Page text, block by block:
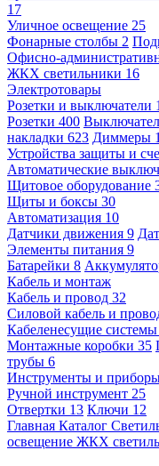
17
Уличное освещение 25
Фонарные столбы 2
Офисно-
ЖКХ светильники 16
Электротовары
Розетки и выключатели
Розетки 400
накладки 623 Диммеры
Устройства защиты и
Автоматические
Щитовое оборудование
Щиты и боксы 30
Автоматизация 10
Датчики движения 9
Элементы питания 9
Батарейки 8
Кабель и монтаж
Кабель и провод 32
Силовой кабель и
Кабеленесущие системы
Монтажные коробки 35
трубы 6
Инструменты и
Ручной инструмент 25
Отвертки 13 Ключи 12
Главная Каталог
освещение ЖКХ